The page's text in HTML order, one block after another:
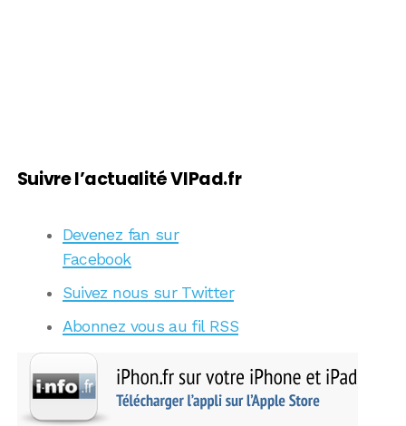
Suivre l’actualité VIPad.fr
Devenez fan sur
Facebook
Suivez nous sur Twitter
Abonnez vous au fil RSS